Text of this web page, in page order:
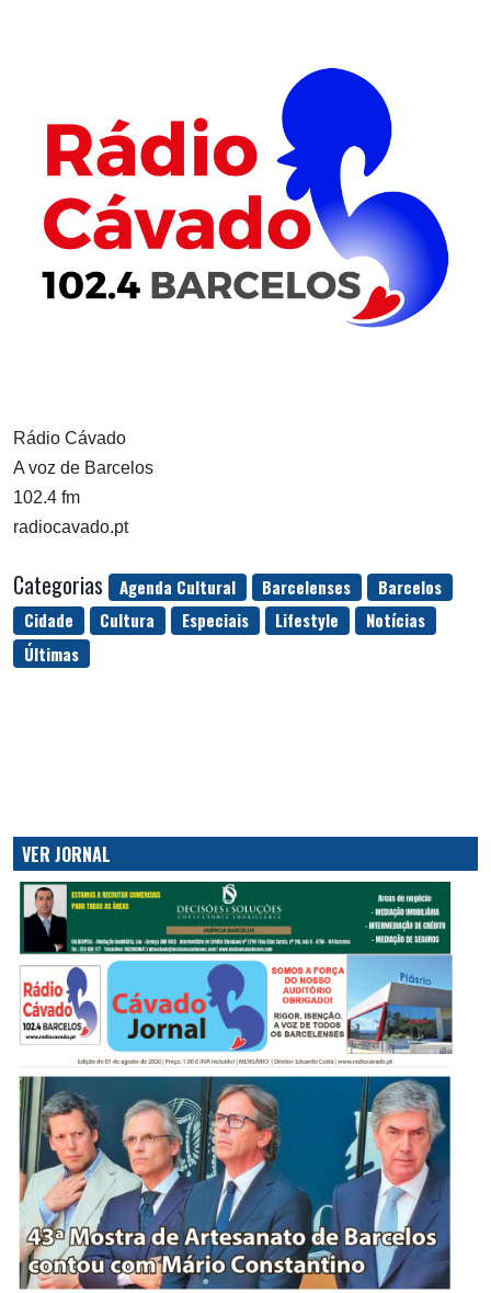
Rádio Cávado
A voz de Barcelos
102.4 fm
radiocavado.pt
Categorias Agenda Cultural Barcelenses
Barcelos
Cidade
Cultura Especiais Lifestyle
Notícias
Últimas
VER JORNAL